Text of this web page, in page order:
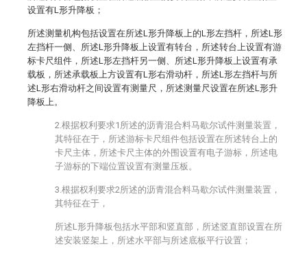
设置有L形升降板；
所述测量机构包括设置在所述L形升降板上的L形左挡杆，所述L形
左挡杆一侧、所述L形升降板上设置有转台，所述转台上设置有游
标卡尺组件，所述L形左挡杆另一侧、所述L形升降板上设置有承
载板，所述承载板上方设置有L形右滑动杆，所述L形左挡杆与所
述L形右滑动杆之间设置有测量尺，所述测量尺设置在所述L形升
降板上。
2.根据权利要求1所述的沥青混合料马歇尔试件测量装置，
其特征在于，所述游标卡尺组件包括设置在所述转台上的
卡尺主体，所述卡尺主体的外围设置有电子游标，所述电
子游标的下端位置设置有测量压板。
3.根据权利要求2所述的沥青混合料马歇尔试件测量装置，
其特征在于，
所述L形升降板包括水平部和竖直部，所述竖直部设置在所
述安装竖架上，所述水平部与所述底板平行设置；